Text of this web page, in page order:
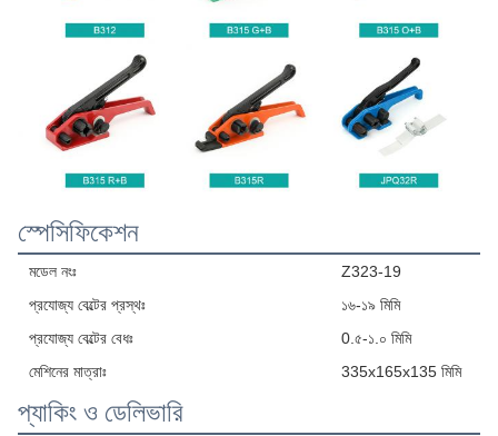
স্পেসিফিকেশন
মডেল নংঃ
Z323-19
প্রযোজ্য বেল্টের প্রস্থঃ
১৬-১৯ মিমি
প্রযোজ্য বেল্টের বেধঃ
0.৫-১.০ মিমি
মেশিনের মাত্রাঃ
335x165x135 মিমি
প্যাকিং ও ডেলিভারি